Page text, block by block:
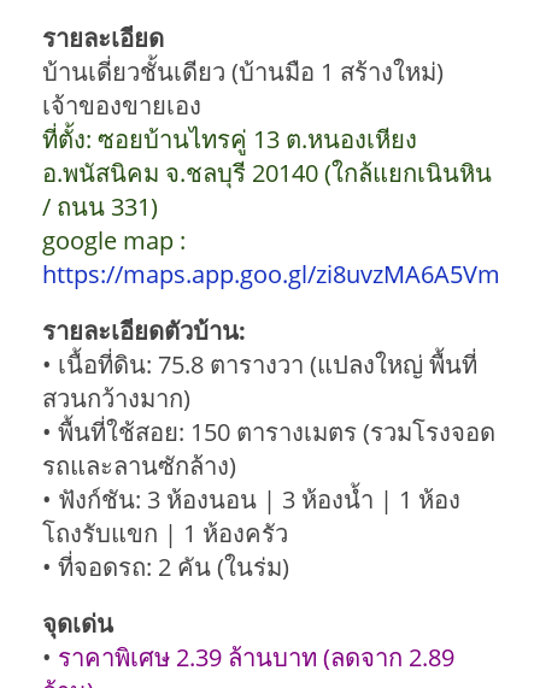
รายละเอียด
บ้านเดี่ยวชั้นเดียว (บ้านมือ 1 สร้างใหม่)
เจ้าของขายเอง
ที่ตั้ง: ซอยบ้านไทรคู่ 13 ต.หนองเหียง
อ.พนัสนิคม จ.ชลบุรี 20140 (ใกล้แยกเนินหิน
/ ถนน 331)
google map :
https://maps.app.goo.gl/
รายละเอียดตัวบ้าน:
• เนื้อที่ดิน: 75.8 ตารางวา (แปลงใหญ่ พื้นที่
สวนกว้างมาก)
• พื้นที่ใช้สอย: 150 ตารางเมตร (รวมโรงจอด
รถและลานซักล้าง)
• ฟังก์ชัน: 3 ห้องนอน | 3 ห้องน้ำ | 1 ห้อง
โถงรับแขก | 1 ห้องครัว
• ที่จอดรถ: 2 คัน (ในร่ม)
จุดเด่น
• ราคาพิเศษ 2.39 ล้านบาท (ลดจาก 2.89